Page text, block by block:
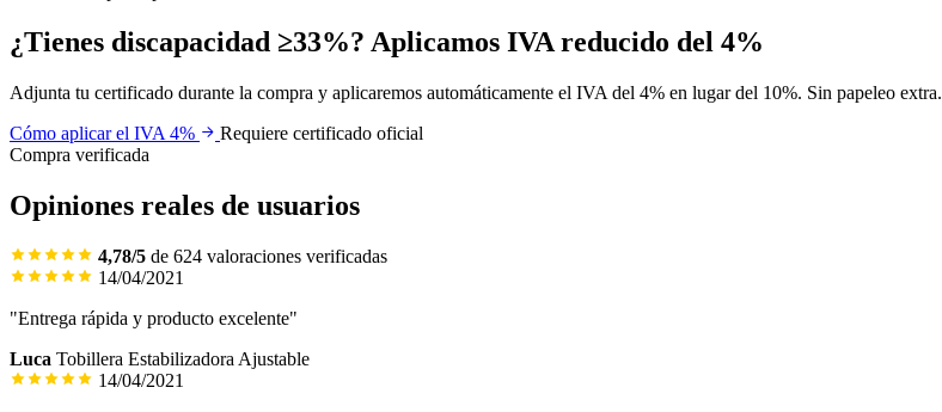
¿Tienes discapacidad ≥33%? Aplicamos IVA reducido del 4%
Adjunta tu certificado durante la compra y aplicaremos automáticamente el IVA del 4% en lugar del 10%. Sin papeleo extra.
Cómo aplicar el IVA 4%
Requiere certificado oficial
Compra verificada
Opiniones reales de usuarios
4,78/5 de 624 valoraciones verificadas
14/04/2021
"Entrega rápida y producto excelente"
Luca Tobillera Estabilizadora Ajustable
14/04/2021